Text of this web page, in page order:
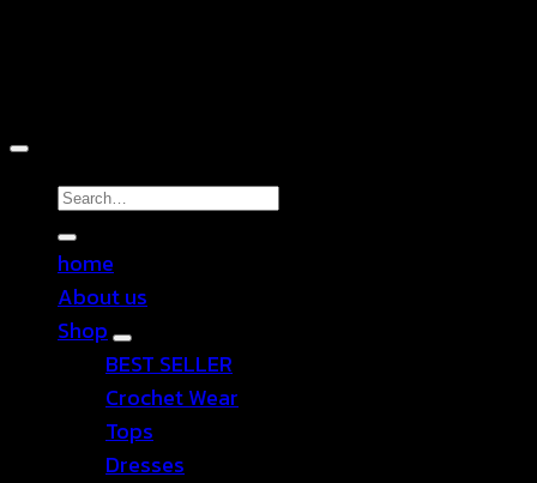
Search
for:
home
About us
Shop
BEST SELLER
Crochet Wear
Tops
Dresses